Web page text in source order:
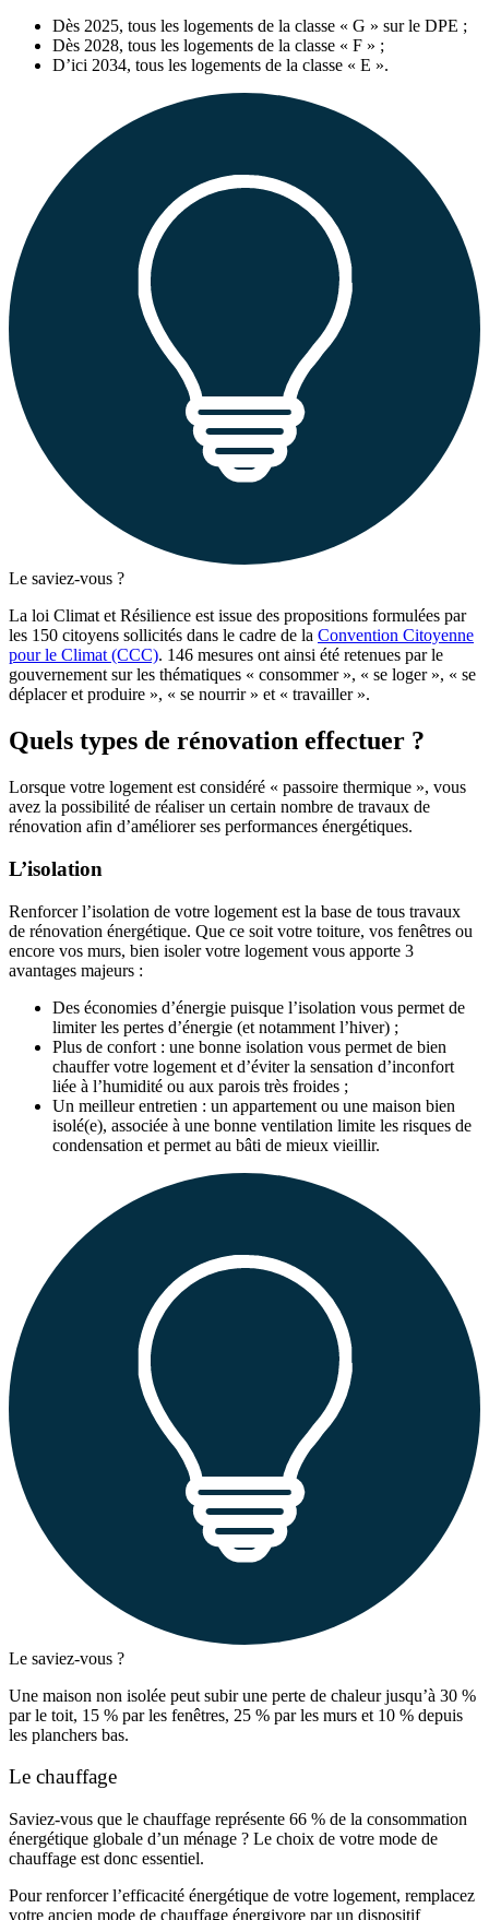
Dès 2025, tous les logements de la classe « G » sur le DPE ;
Dès 2028, tous les logements de la classe « F » ;
D’ici 2034, tous les logements de la classe « E ».
Le saviez-vous ?
La loi Climat et Résilience est issue des propositions formulées par
les 150 citoyens sollicités dans le cadre de la Convention Citoyenne
pour le Climat (CCC). 146 mesures ont ainsi été retenues par le
gouvernement sur les thématiques « consommer », « se loger », « se
déplacer et produire », « se nourrir » et « travailler ».
Quels types de rénovation effectuer ?
Lorsque votre logement est considéré « passoire thermique », vous
avez la possibilité de réaliser un certain nombre de travaux de
rénovation afin d’améliorer ses performances énergétiques.
L’isolation
Renforcer l’isolation de votre logement est la base de tous travaux
de rénovation énergétique. Que ce soit votre toiture, vos fenêtres ou
encore vos murs, bien isoler votre logement vous apporte 3
avantages majeurs :
Des économies d’énergie puisque l’isolation vous permet de
limiter les pertes d’énergie (et notamment l’hiver) ;
Plus de confort : une bonne isolation vous permet de bien
chauffer votre logement et d’éviter la sensation d’inconfort
liée à l’humidité ou aux parois très froides ;
Un meilleur entretien : un appartement ou une maison bien
isolé(e), associée à une bonne ventilation limite les risques de
condensation et permet au bâti de mieux vieillir.
Le saviez-vous ?
Une maison non isolée peut subir une perte de chaleur jusqu’à 30 %
par le toit, 15 % par les fenêtres, 25 % par les murs et 10 % depuis
les planchers bas.
Le chauffage
Saviez-vous que le chauffage représente 66 % de la consommation
énergétique globale d’un ménage ? Le choix de votre mode de
chauffage est donc essentiel.
Pour renforcer l’efficacité énergétique de votre logement, remplacez
votre ancien mode de chauffage énergivore par un dispositif